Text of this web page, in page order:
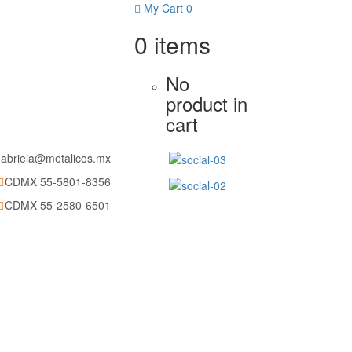
My Cart 0
0 items
No
product in
cart
CDMX 55-5801-8356
CDMX 55-2580-6501